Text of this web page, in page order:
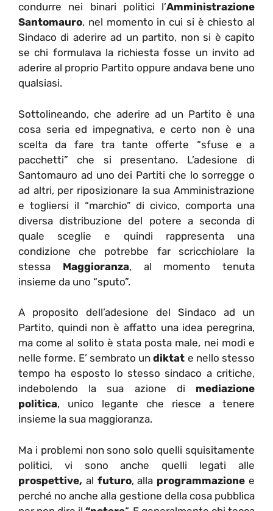
condurre nei binari politici l’Amministrazione
Santomauro, nel momento in cui si è chiesto al
Sindaco di aderire ad un partito, non si è capito
se chi formulava la richiesta fosse un invito ad
aderire al proprio Partito oppure andava bene uno
qualsiasi.
Sottolineando, che aderire ad un Partito è una
cosa seria ed impegnativa, e certo non è una
scelta da fare tra tante offerte “sfuse e a
pacchetti” che si presentano. L’adesione di
Santomauro ad uno dei Partiti che lo sorregge o
ad altri, per riposizionare la sua Amministrazione
e togliersi il “marchio” di civico, comporta una
diversa distribuzione del potere a seconda di
quale sceglie e quindi rappresenta una
condizione che potrebbe far scricchiolare la
stessa Maggioranza, al momento tenuta
insieme da uno “sputo”.
A proposito dell’adesione del Sindaco ad un
Partito, quindi non è affatto una idea peregrina,
ma come al solito è stata posta male, nei modi e
nelle forme. E’ sembrato undiktat e nello stesso
tempo ha esposto lo stesso sindaco a critiche,
indebolendo la sua azione di mediazione
politica, unico legante che riesce a tenere
insieme la sua maggioranza.
Ma i problemi non sono solo quelli squisitamente
politici, vi sono anche quelli legati alle
prospettive, al futuro, alla programmazione e
perché no anche alla gestione della cosa pubblica